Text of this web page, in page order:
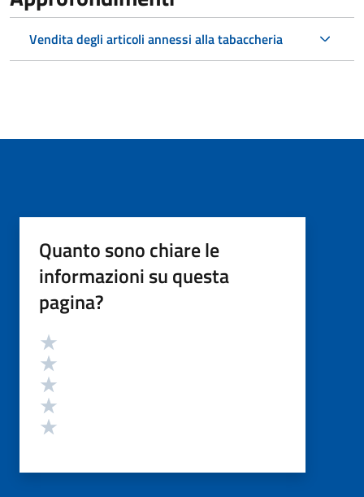
Vendita degli articoli annessi alla tabaccheria
Quanto sono chiare le
informazioni su questa
pagina?
Valutazione